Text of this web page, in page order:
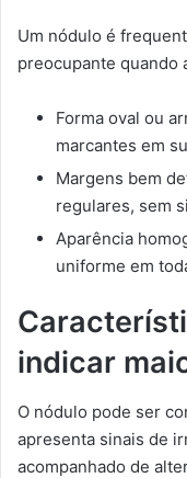
Um nódulo é
preocupante quando
Forma oval ou
marcantes em
Margens bem
regulares, sem
Aparência
uniforme em
indicar
O nódulo pode ser
apresenta sinais de
acompanhado de